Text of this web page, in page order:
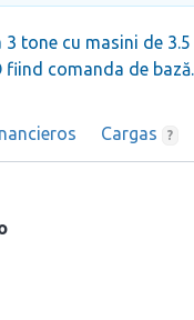
tone cu masini de
comanda de
Cargas ?